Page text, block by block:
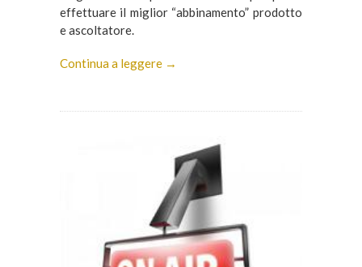
effettuare il miglior “abbinamento” prodotto
e ascoltatore.
Continua a leggere →